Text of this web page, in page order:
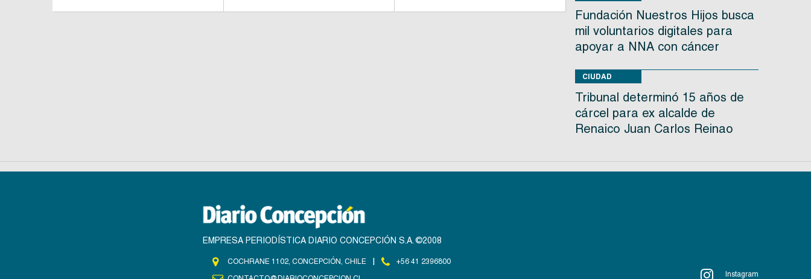
Fundación Nuestros Hijos busca
mil voluntarios digitales para
apoyar a NNA con cáncer
CIUDAD
Tribunal determinó 15 años de
cárcel para ex alcalde de
Renaico Juan Carlos Reinao
EMPRESA PERIODÍSTICA DIARIO CONCEPCIÓN S.A. ©2008
COCHRANE 1102, CONCEPCIÓN, CHILE |
+56 41 2396800
Instagram